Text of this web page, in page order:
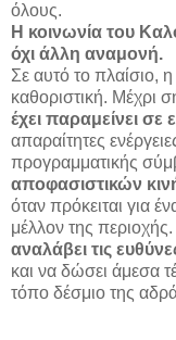
όλους.
Η κοινωνία του
όχι άλλη αναμονή.
Σε αυτό το πλαίσιο,
καθοριστική. Μέχρι
έχει παραμείνει σε
απαραίτητες
προγραμματικής
αποφασιστικών
όταν πρόκειται για
μέλλον της περιοχής.
αναλάβει τις
και να δώσει άμεσα
τόπο δέσμιο της